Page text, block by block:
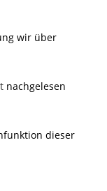
wir über
nachgelesen
dieser